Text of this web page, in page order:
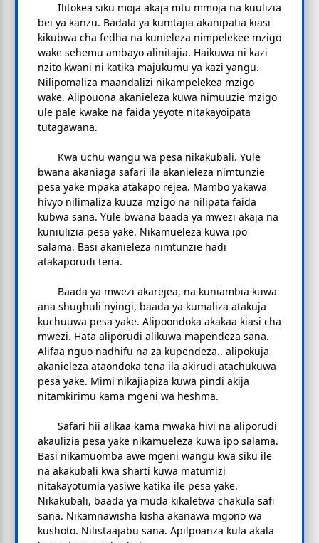
Ilitokea siku moja akaja mtu mmoja na kuulizia
bei ya kanzu. Badala ya kumtajia akanipatia kiasi
kikubwa cha fedha na kunieleza nimpelekee mzigo
wake sehemu ambayo alinitajia. Haikuwa ni kazi
nzito kwani ni katika majukumu ya kazi yangu.
Nilipomaliza maandalizi nikampelekea mzigo
wake. Alipouona akanieleza kuwa nimuuzie mzigo
ule pale kwake na faida yeyote nitakayoipata
tutagawana.
Kwa uchu wangu wa pesa nikakubali. Yule
bwana akaniaga safari ila akanieleza nimtunzie
pesa yake mpaka atakapo rejea. Mambo yakawa
hivyo nilimaliza kuuza mzigo na nilipata faida
kubwa sana. Yule bwana baada ya mwezi akaja na
kuniulizia pesa yake. Nikamueleza kuwa ipo
salama. Basi akanieleza nimtunzie hadi
atakaporudi tena.
Baada ya mwezi akarejea, na kuniambia kuwa
ana shughuli nyingi, baada ya kumaliza atakuja
kuchuuwa pesa yake. Alipoondoka akakaa kiasi cha
mwezi. Hata aliporudi alikuwa mapendeza sana.
Alifaa nguo nadhifu na za kupendeza.. alipokuja
akanieleza ataondoka tena ila akirudi atachukuwa
pesa yake. Mimi nikajiapiza kuwa pindi akija
nitamkirimu kama mgeni wa heshma.
Safari hii alikaa kama mwaka hivi na aliporudi
akaulizia pesa yake nikamueleza kuwa ipo salama.
Basi nikamuomba awe mgeni wangu kwa siku ile
na akakubali kwa sharti kuwa matumizi
nitakayotumia yasiwe katika ile pesa yake.
Nikakubali, baada ya muda kikaletwa chakula safi
sana. Nikamnawisha kisha akanawa mgono wa
kushoto. Nilistaajabu sana. Apilpoanza kula akala